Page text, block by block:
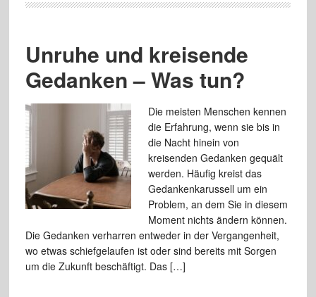
Unruhe und kreisende
Gedanken – Was tun?
Die meisten Menschen kennen
die Erfahrung, wenn sie bis in
die Nacht hinein von
kreisenden Gedanken gequält
werden. Häufig kreist das
Gedankenkarussell um ein
Problem, an dem Sie in diesem
Moment nichts ändern können.
Die Gedanken verharren entweder in der Vergangenheit,
wo etwas schiefgelaufen ist oder sind bereits mit Sorgen
um die Zukunft beschäftigt. Das […]